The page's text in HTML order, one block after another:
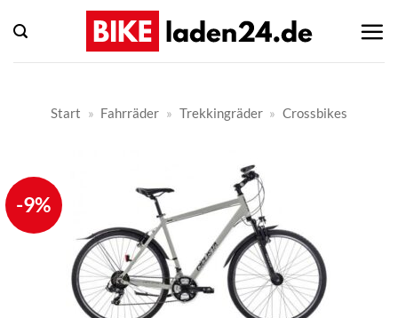
Inhalt
springen
Start » Fahrräder » Trekkingräder » Crossbikes
-9%